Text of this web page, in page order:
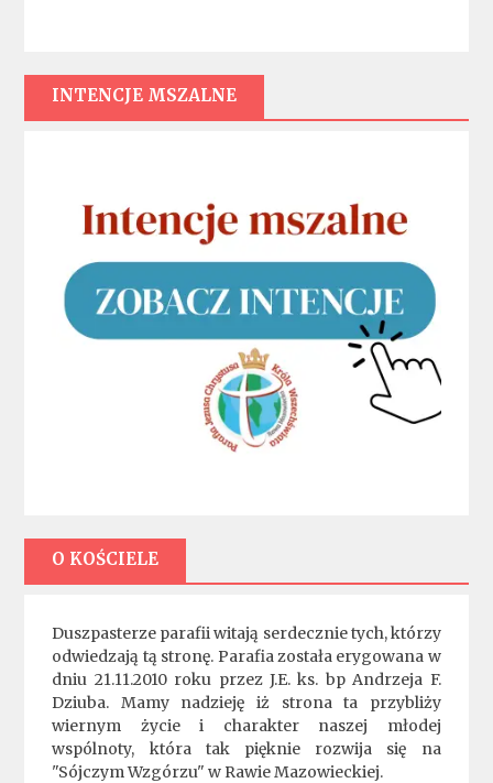
INTENCJE MSZALNE
O KOŚCIELE
Duszpasterze parafii witają serdecznie tych, którzy
odwiedzają tą stronę. Parafia została erygowana w
dniu 21.11.2010 roku przez J.E. ks. bp Andrzeja F.
Dziuba. Mamy nadzieję iż strona ta przybliży
wiernym życie i charakter naszej młodej
wspólnoty, która tak pięknie rozwija się na
"Sójczym Wzgórzu" w Rawie Mazowieckiej.